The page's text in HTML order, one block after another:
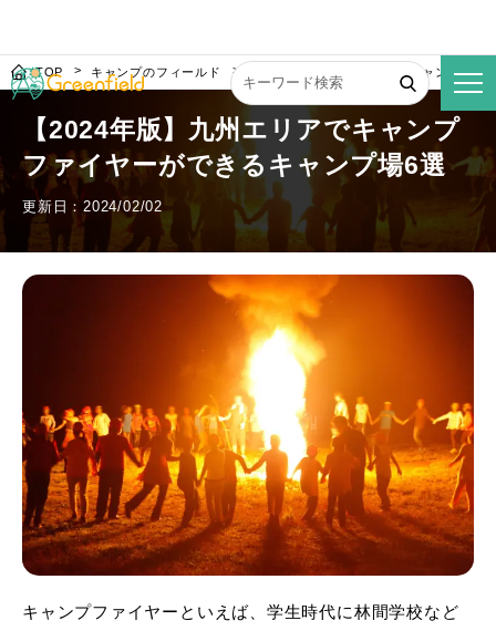
TOP キャンプのフィールド 【2024年版】九州エリアでキャンプファ
【2024年版】九州エリアでキャンプ
ファイヤーができるキャンプ場6選
更新日：2024/02/02
キャンプファイヤーといえば、学生時代に林間学校など